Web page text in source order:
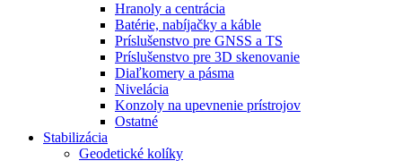
Hranoly a centrácia
Batérie, nabíjačky a káble
Príslušenstvo pre GNSS a TS
Príslušenstvo pre 3D skenovanie
Diaľkomery a pásma
Nivelácia
Konzoly na upevnenie prístrojov
Ostatné
Stabilizácia
Geodetické kolíky